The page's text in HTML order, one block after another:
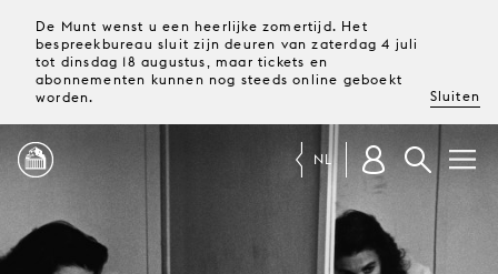
De Munt wenst u een heerlijke zomertijd. Het
bespreekbureau sluit zijn deuren van zaterdag 4 juli
tot dinsdag 18 augustus, maar tickets en
abonnementen kunnen nog steeds online geboekt
worden.
Sluiten
PROGRAMMA
NL